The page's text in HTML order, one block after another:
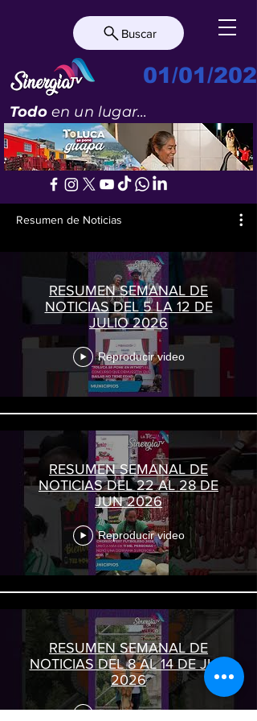
Buscar
01/01/
Todoen un lugar...
Resumen de Noticias
RESUMEN SEMANAL DE
NOTICIAS DEL 5 LA 12 DE
JULIO 2026
Reproducir video
RESUMEN SEMANAL DE
NOTICIAS DEL 22 AL 28 DE
JUN 2026
Reproducir video
RESUMEN SEMANAL DE
NOTICIAS DEL 8 AL 14 DE JUN
2026
Reproducir video